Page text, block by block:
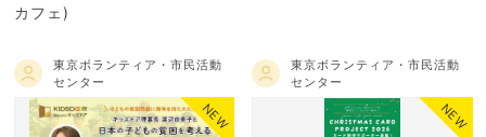
カフェ)
東京ボランティア・市民活動
センター
NEW
東京ボランティア・市民活動
センター
NEW